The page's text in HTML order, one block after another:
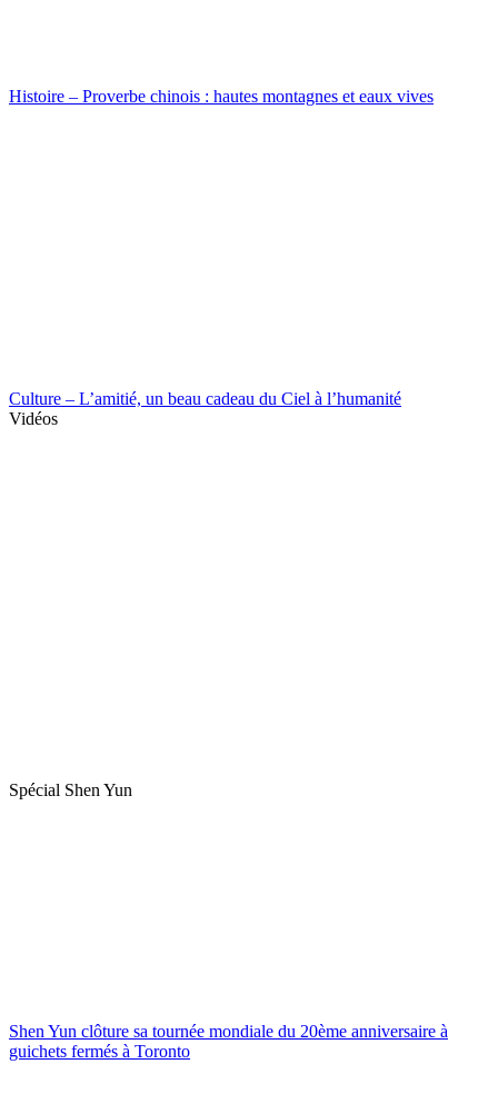
Histoire – Proverbe chinois : hautes montagnes et eaux vives
Culture – L’amitié, un beau cadeau du Ciel à l’humanité
Vidéos
Spécial Shen Yun
Shen Yun clôture sa tournée mondiale du 20ème anniversaire à
guichets fermés à Toronto